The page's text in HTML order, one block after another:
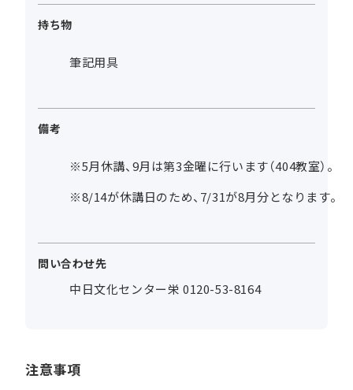
持ち物
筆記用具
備考
※5月休講、9月は第3金曜に行います（404教室）。
※8/14が休講日のため、7/31が8月分となります。
問い合わせ先
中日文化センター栄 0120-53-8164
注意事項